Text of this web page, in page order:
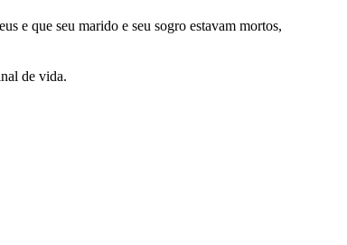
e que seu marido e seu sogro estavam mortos,
de vida.